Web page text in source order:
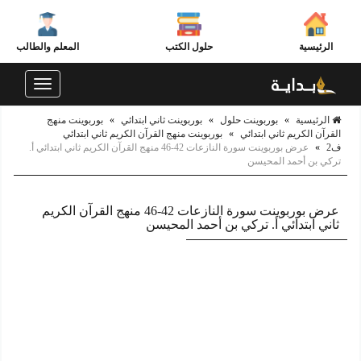
الرئيسية حلول الكتب المعلم والطالب
Toggle
الرئيسية » بوربوينت حلول » بوربوينت ثاني ابتدائي » بوربوينت منهج
القرآن الكريم ثاني ابتدائي » بوربوينت منهج القرآن الكريم ثاني ابتدائي
ف2
»
عرض بوربوينت سورة النازعات 42-46 منهج القرآن الكريم ثاني ابتدائي أ.
تركي بن أحمد المحيسن
عرض بوربوينت سورة النازعات 42-46 منهج القرآن الكريم
ثاني ابتدائي أ. تركي بن أحمد المحيسن